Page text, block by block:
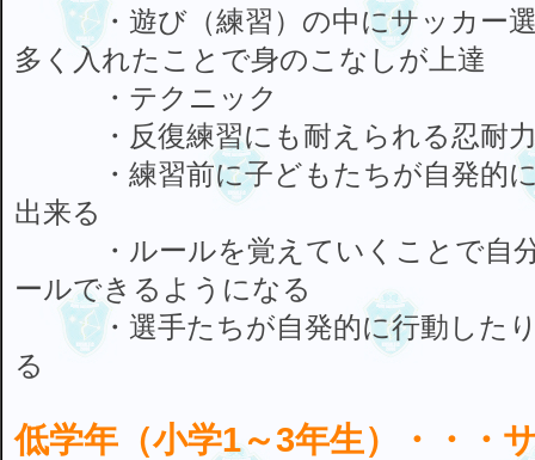
・遊び（練習）の中にサッカー選
多く入れたことで身のこなしが上達
・テクニック
・反復練習にも耐えられる忍耐
・練習前に子どもたちが自発的に
出来る
・ルールを覚えていくことで自分
ールできるようになる
・選手たちが自発的に行動したり
る
低学年（小学1～3年生）・・・